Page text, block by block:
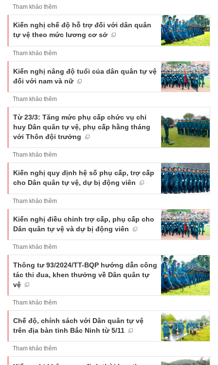
Tham khảo thêm
Kiến nghị chế độ hỗ trợ đối với dân quân
tự vệ theo mức lương cơ sở
Tham khảo thêm
Kiến nghị nâng độ tuổi của dân quân tự vệ
đối với nam và nữ
Tham khảo thêm
Từ 23/3: Tăng mức phụ cấp chức vụ chỉ
huy Dân quân tự vệ, phụ cấp hằng tháng
với Thôn đội trưởng
Tham khảo thêm
Kiến nghị quy định hệ số phụ cấp, trợ cấp
cho Dân quân tự vệ, dự bị động viên
Tham khảo thêm
Kiến nghị điều chỉnh trợ cấp, phụ cấp cho
Dân quân tự vệ và dự bị động viên
Tham khảo thêm
Thông tư 93/2024/TT-BQP hướng dẫn công
tác thi đua, khen thưởng về Dân quân tự
vệ
Tham khảo thêm
Chế độ, chính sách với Dân quân tự vệ
trên địa bàn tỉnh Bắc Ninh từ 5/11
Tham khảo thêm